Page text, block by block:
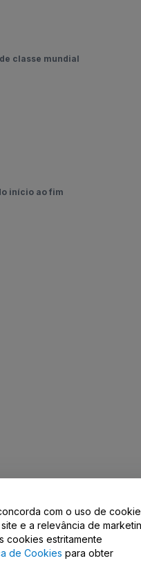
classe mundial
início ao fim
com o uso de
e a relevância de
cookies estritamente
de Cookies para obter